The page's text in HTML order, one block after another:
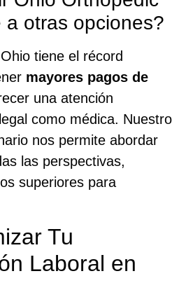
a otras opciones?
tiene el récord
mayores pagos de
una atención
como médica. Nuestro
nos permite abordar
las perspectivas,
superiores para
Tu
Laboral en